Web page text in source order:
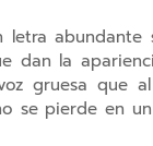
abundante
dan la
gruesa que
se pierde en